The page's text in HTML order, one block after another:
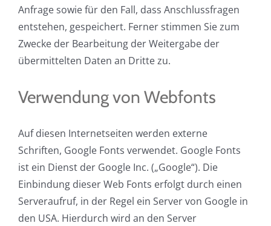
Anfrage sowie für den Fall, dass Anschlussfragen
entstehen, gespeichert. Ferner stimmen Sie zum
Zwecke der Bearbeitung der Weitergabe der
übermittelten Daten an Dritte zu.
Verwendung von Webfonts
Auf diesen Internetseiten werden externe
Schriften, Google Fonts verwendet. Google Fonts
ist ein Dienst der Google Inc. („Google“). Die
Einbindung dieser Web Fonts erfolgt durch einen
Serveraufruf, in der Regel ein Server von Google in
den USA. Hierdurch wird an den Server